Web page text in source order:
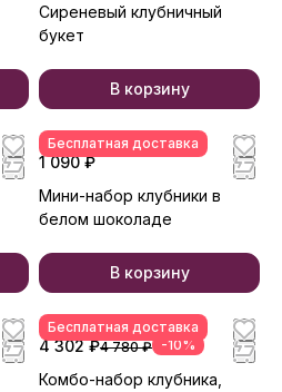
Сиреневый клубничный
букет
В корзину
Бесплатная доставка
1 090 ₽
Мини-набор клубники в
белом шоколаде
В корзину
Бесплатная доставка
4 302 ₽4 780 ₽ -10%
Комбо-набор клубника,